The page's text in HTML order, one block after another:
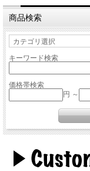
商品検索
キーワード検索
価格帯検索
円 ～